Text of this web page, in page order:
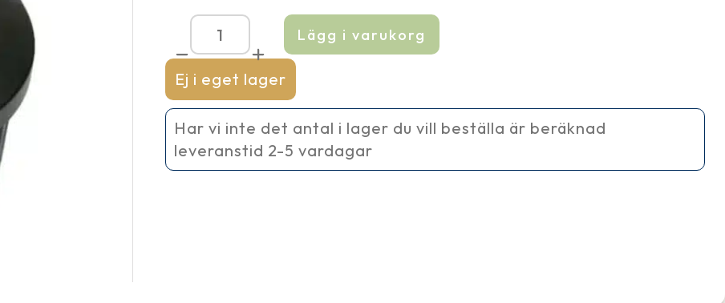
Ej i eget lager
Ventil
till
Bioclear
XL
mängd
Lägg i varukorg
Har vi inte det antal i lager du vill beställa är beräknad
leveranstid 2-5 vardagar